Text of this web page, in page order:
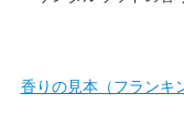
香りの見本（フランキ